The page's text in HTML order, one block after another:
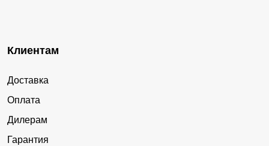
Клиентам
Доставка
Оплата
Дилерам
Гарантия